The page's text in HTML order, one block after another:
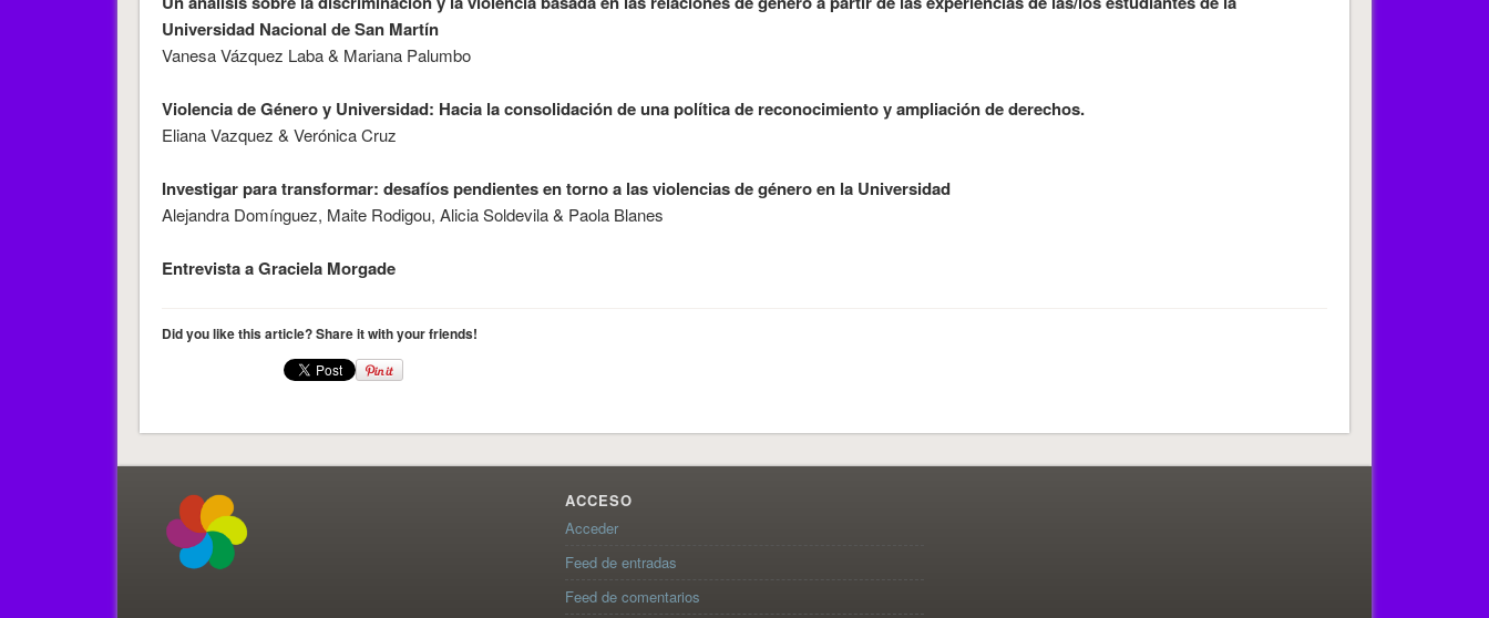
Universidad Nacional de San Martín
Vanesa Vázquez Laba & Mariana Palumbo
Violencia de Género y Universidad: Hacia la consolidación de una política de reconocimiento y ampliación de derechos.
Eliana Vazquez & Verónica Cruz
Investigar para transformar: desafíos pendientes en torno a las violencias de género en la Universidad
Alejandra Domínguez, Maite Rodigou, Alicia Soldevila & Paola Blanes
Entrevista a Graciela Morgade
Did you like this article? Share it with your friends!
ACCESO
Acceder
Feed de entradas
Feed de comentarios